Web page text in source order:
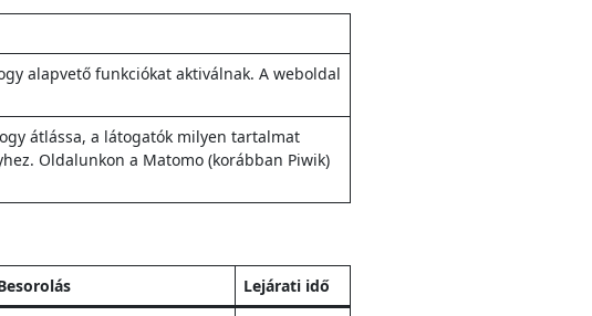
alapvető funkciókat aktiválnak. A weboldal
átlássa, a látogatók milyen tartalmat
Oldalunkon a Matomo (korábban Piwik)
Lejárati idő